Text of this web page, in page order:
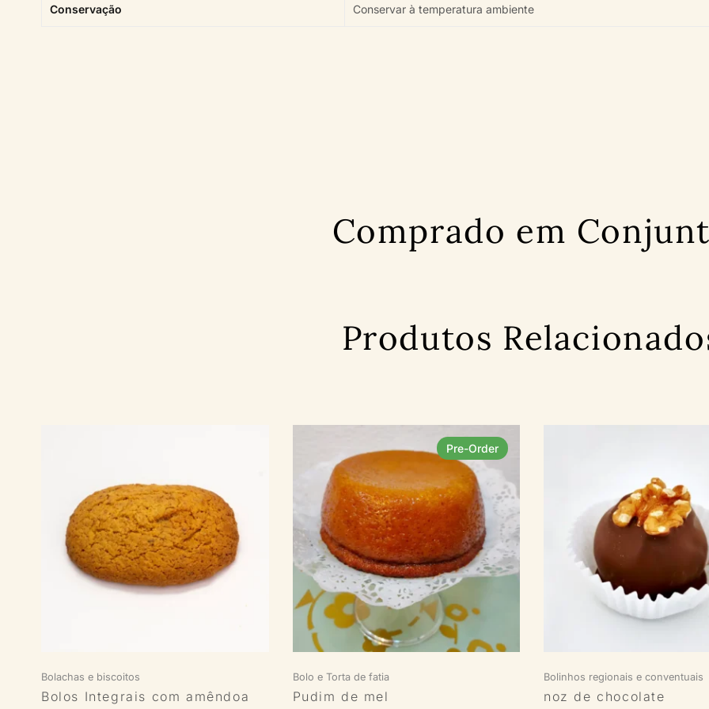
Conservação Conservar à temperatura ambiente
Comprado em
Produtos
Bolachas e biscoitos
Bolos Integrais com amêndoa
Pre-Order
Bolo e Torta de fatia
Pudim de mel
Bolinhos regionais e conventuais
noz de chocolate